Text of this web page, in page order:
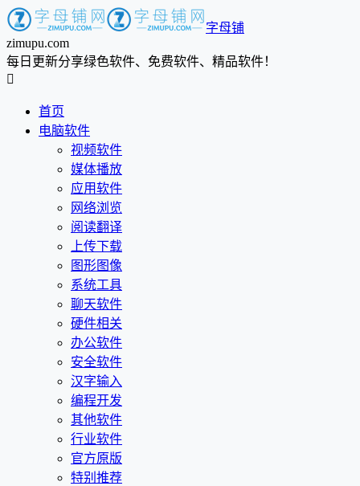
字母铺
zimupu.com
每日更新分享绿色软件、免费软件、精品软件！

首页
电脑软件
视频软件
媒体播放
应用软件
网络浏览
阅读翻译
上传下载
图形图像
系统工具
聊天软件
硬件相关
办公软件
安全软件
汉字输入
编程开发
其他软件
行业软件
官方原版
特别推荐